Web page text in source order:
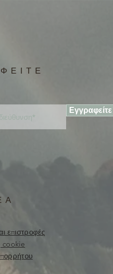
Εγγραφείτε
επιστροφές
cookie